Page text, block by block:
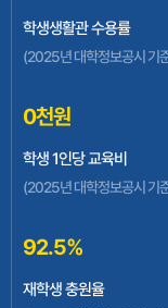
학생생활관 수용률
(2025년 대학정보공시 기
0천원
학생 1인당 교육비
(2025년 대학정보공시 기
92.5%
재학생 충원율